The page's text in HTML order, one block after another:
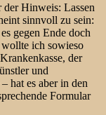
Hinweis: Lassen
sinnvoll zu sein:
gegen Ende doch
ich sowieso
der
und
hat es aber in den
Formular